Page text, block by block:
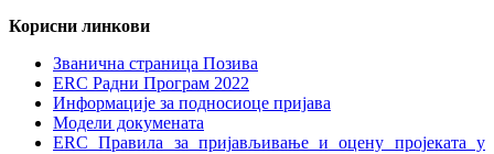
Корисни линкови
Званична страница Позива
ERC Радни Програм 2022
Информације за подносиоце пријава
Модели докумената
ERC Правила за пријављивање и оцену пројеката у